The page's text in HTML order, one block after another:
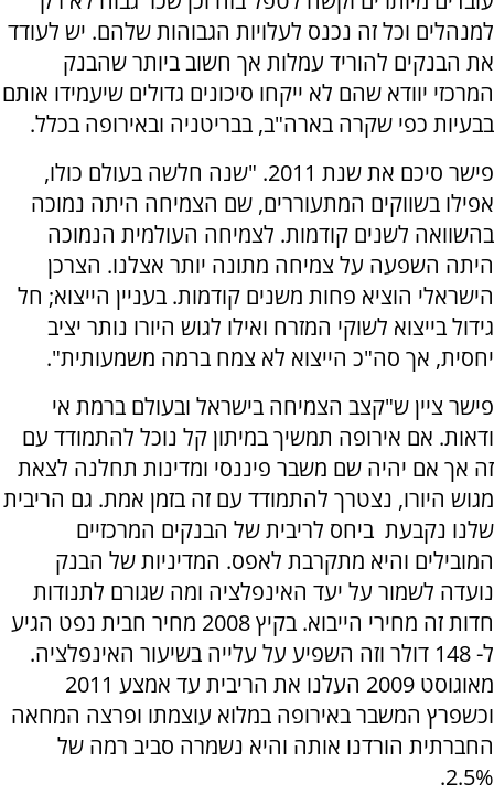
למנהלים וכל זה נכנס לעלויות הגבוהות שלהם. יש לעודד
את הבנקים להוריד עמלות אך חשוב ביותר שהבנק
המרכזי יוודא שהם לא ייקחו סיכונים גדולים שיעמידו אותם
בבעיות כפי שקרה בארה"ב, בבריטניה ובאירופה בכלל.
פישר סיכם את שנת 2011. "שנה חלשה בעולם כולו,
אפילו בשווקים המתעוררים, שם הצמיחה היתה נמוכה
בהשוואה לשנים קודמות. לצמיחה העולמית הנמוכה
היתה השפעה על צמיחה מתונה יותר אצלנו. הצרכן
הישראלי הוציא פחות משנים קודמות. בעניין הייצוא; חל
גידול בייצוא לשוקי המזרח ואילו לגוש היורו נותר יציב
יחסית, אך סה"כ הייצוא לא צמח ברמה משמעותית".
פישר ציין ש"קצב הצמיחה בישראל ובעולם ברמת אי
ודאות. אם אירופה תמשיך במיתון קל נוכל להתמודד עם
זה אך אם יהיה שם משבר פיננסי ומדינות תחלנה לצאת
מגוש היורו, נצטרך להתמודד עם זה בזמן אמת. גם הריבית
שלנו נקבעת ביחס לריבית של הבנקים המרכזיים
המובילים והיא מתקרבת לאפס. המדיניות של הבנק
נועדה לשמור על יעד האינפלציה ומה שגורם לתנודות
חדות זה מחירי הייבוא. בקיץ 2008 מחיר חבית נפט הגיע
ל- 148 דולר וזה השפיע על עלייה בשיעור האינפלציה.
מאוגוסט 2009 העלנו את הריבית עד אמצע 2011
וכשפרץ המשבר באירופה במלוא עוצמתו ופרצה המחאה
החברתית הורדנו אותה והיא נשמרה סביב רמה של
2.5%.